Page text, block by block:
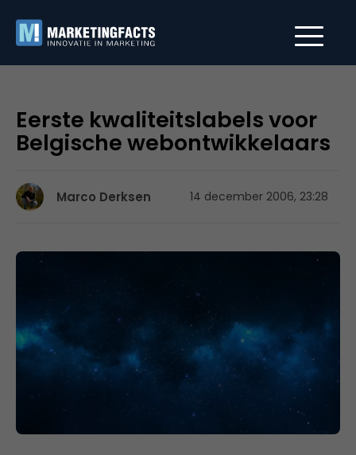
Eerste kwaliteitslabels voor
Belgische webontwikkelaars
Marco Derksen 14 december 2006, 23:28